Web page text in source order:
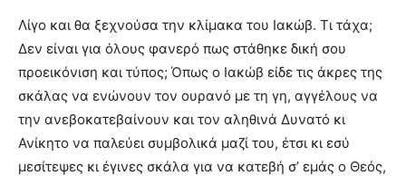
Λίγο και θα ξεχνούσα την κλίμακα του Ιακώβ. Τι τάχα;
Δεν είναι για όλους φανερό πως στάθηκε δική σου
προεικόνιση και τύπος; Όπως ο Ιακώβ είδε τις άκρες της
σκάλας να ενώνουν τον ουρανό με τη γη, αγγέλους να
την ανεβοκατεβαίνουν και τον αληθινά Δυνατό κι
Ανίκητο να παλεύει συμβολικά μαζί του, έτσι κι εσύ
μεσίτεψες κι έγινες σκάλα για να κατεβή σ’ εμάς ο Θεός,